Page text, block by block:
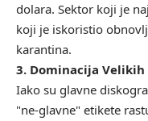
dolara. Sektor koji je
koji je iskoristio
karantina.
3. Dominacija
Iako su glavne
"ne-glavne" etikete